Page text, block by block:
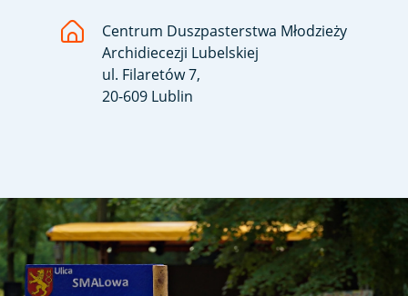
Centrum Duszpasterstwa Młodzieży
Archidiecezji Lubelskiej
ul. Filaretów 7,
20-609 Lublin